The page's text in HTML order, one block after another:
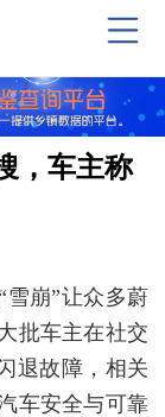
，车主称
崩”让众多蔚
批车主在社交
退故障，相关
车安全与可靠